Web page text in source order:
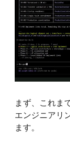
まず、これま
エンジニアリ
ます。